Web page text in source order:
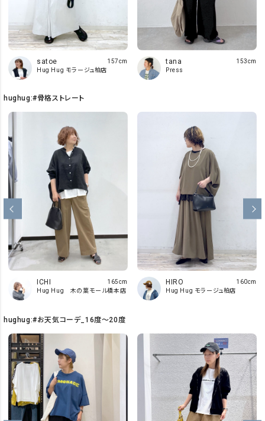
satoe
Hug Hug モラージュ柏店
157cm tana
Press
153cm
hughug:#骨格ストレート
ICHI
Hug Hug 木の葉モール橋本店
165cm HIRO
Hug Hug モラージュ柏店
160cm
hughug:#お天気コーデ_16度～20度